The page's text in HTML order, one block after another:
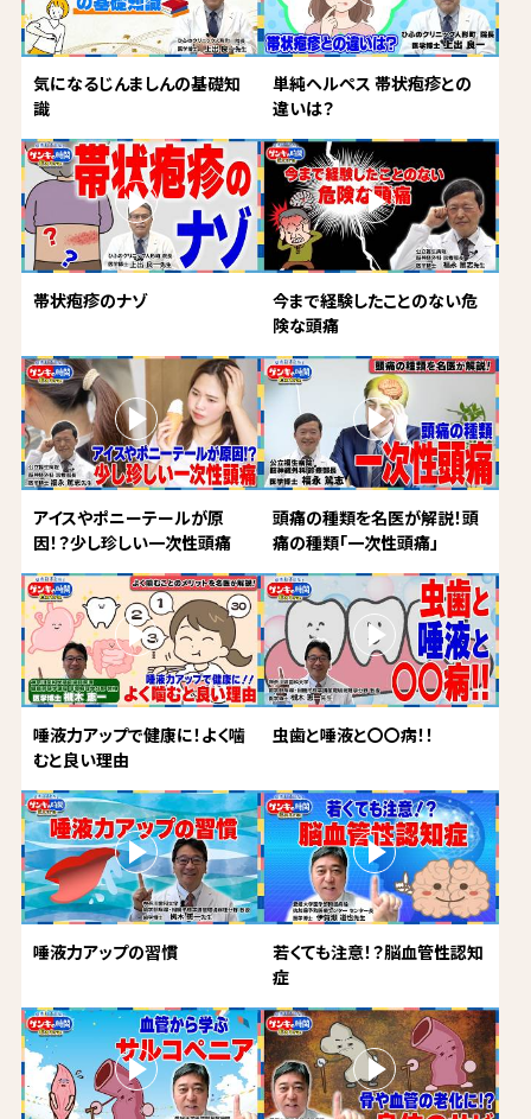
気になるじんましんの基礎知
識
単純ヘルペス 帯状疱疹との
違いは？
帯状疱疹のナゾ
今まで経験したことのない危
険な頭痛
アイスやポニーテールが原
因！？少し珍しい一次性頭痛
頭痛の種類を名医が解説！頭
痛の種類「一次性頭痛」
唾液力アップで健康に！よく噛
むと良い理由
虫歯と唾液と〇〇病！！
唾液力アップの習慣
若くても注意！？脳血管性認知
症